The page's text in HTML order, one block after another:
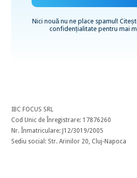
Nici nouă nu ne place spamul!
confidențialitatepentru mai
IBC FOCUS SRL
Cod Unic de Înregistrare: 17876260
Nr. Înmatriculare: J12/3019/2005
Sediu social: Str. Arinilor 20, Cluj-Napoca